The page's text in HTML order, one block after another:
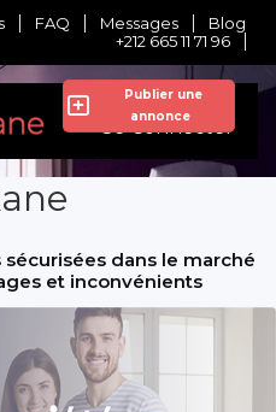
Blog
Messages
FAQ
+212 665 11 71 96
Se Connecter
Publier une
annonce
dans le marché
et inconvénients